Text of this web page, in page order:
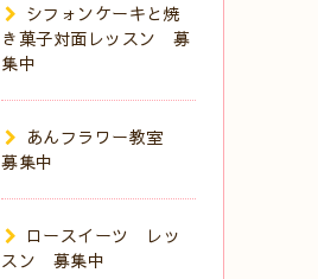
シフォンケーキと焼
き菓子対面レッスン 募
集中
あんフラワー教室
募集中
ロースイーツ レッ
スン 募集中